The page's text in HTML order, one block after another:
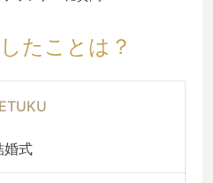
たことは？
婚式